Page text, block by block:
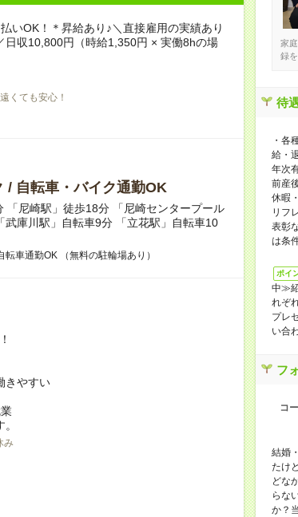
いOK！＊昇給あり♪＼直接雇用の実績あり
日収10,800円（時給1,350円 × 実働8hの場
くても安心！
/ 自転車・バイク通勤OK
「尼崎駅」徒歩18分 「尼崎センタープール
庫川駅」自転車9分 「立花駅」自転車10
車通勤OK （無料の駐輪場あり）
きやすい
み
家
録
待
・各
給・
年次
前産
休暇
リフ
表彰
は条
ポイ
中≫
れぞ
プレ
い合
フ
コ
結婚
たけ
どな
らな
か？